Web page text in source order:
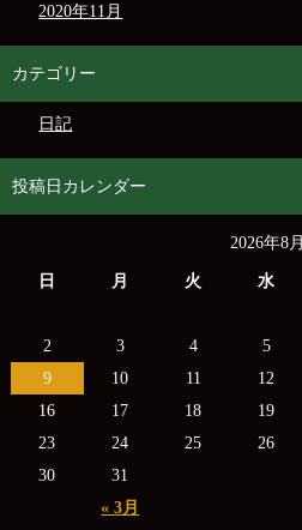
2020年11月
カテゴリー
日記
投稿日カレンダー
2026年8月
日 月 火 水
« 3月
2
3 4 5
9
10 11 12
16
17 18 19
23
24 25 26
30
31